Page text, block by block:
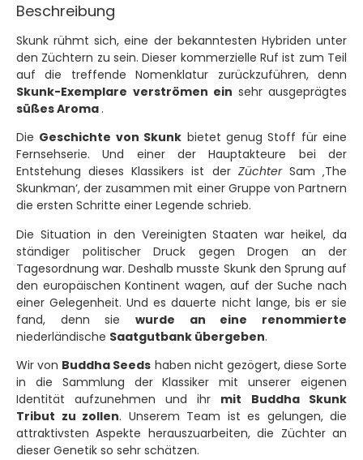
Beschreibung
Skunk rühmt sich, eine der bekanntesten Hybriden unter
den Züchtern zu sein. Dieser kommerzielle Ruf ist zum Teil
auf die treffende Nomenklatur zurückzuführen, denn
Skunk-Exemplare verströmen ein sehr ausgeprägtes
süßes Aroma .
Die Geschichte von Skunk bietet genug Stoff für eine
Fernsehserie. Und einer der Hauptakteure bei der
Entstehung dieses Klassikers ist der ZüchterSam ‚The
Skunkman‘, der zusammen mit einer Gruppe von Partnern
die ersten Schritte einer Legende schrieb.
Die Situation in den Vereinigten Staaten war heikel, da
ständiger politischer Druck gegen Drogen an der
Tagesordnung war. Deshalb musste Skunk den Sprung auf
den europäischen Kontinent wagen, auf der Suche nach
einer Gelegenheit. Und es dauerte nicht lange, bis er sie
fand, denn sie wurde an eine renommierte
niederländische Saatgutbank übergeben.
Wir von Buddha Seeds haben nicht gezögert, diese Sorte
in die Sammlung der Klassiker mit unserer eigenen
Identität aufzunehmen und ihr mit
Buddha Skunk
Tribut zu zollen. Unserem Team ist es gelungen, die
attraktivsten Aspekte herauszuarbeiten, die Züchter an
dieser Genetik so sehr schätzen.